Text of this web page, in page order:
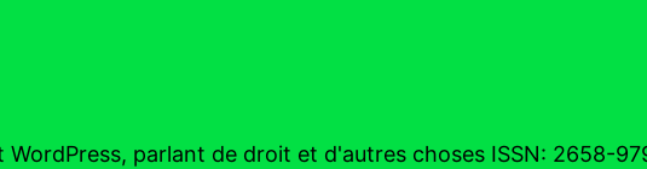
parlant de droit et d'autres choses ISSN: 2658-